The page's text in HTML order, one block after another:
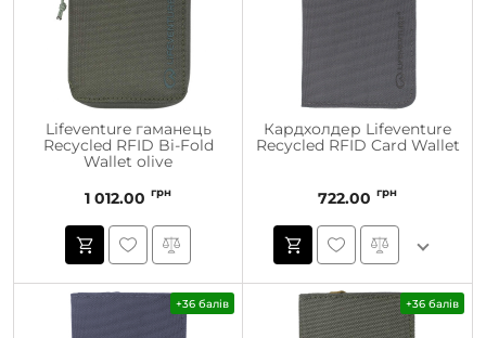
Lifeventure гаманець
Recycled RFID Bi-Fold
Wallet olive
1 012.00 грн
Кардхолдер Lifeventure
Recycled RFID Card Wallet
722.00 грн
+36 балів +36 балів